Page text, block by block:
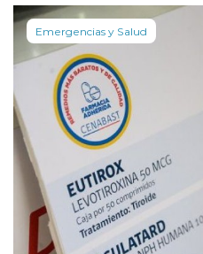
Emergencias y Salud